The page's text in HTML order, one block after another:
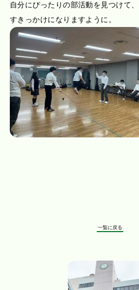
自分にぴったりの部活動を見つけて
すきっかけになりますように。
一覧に戻る